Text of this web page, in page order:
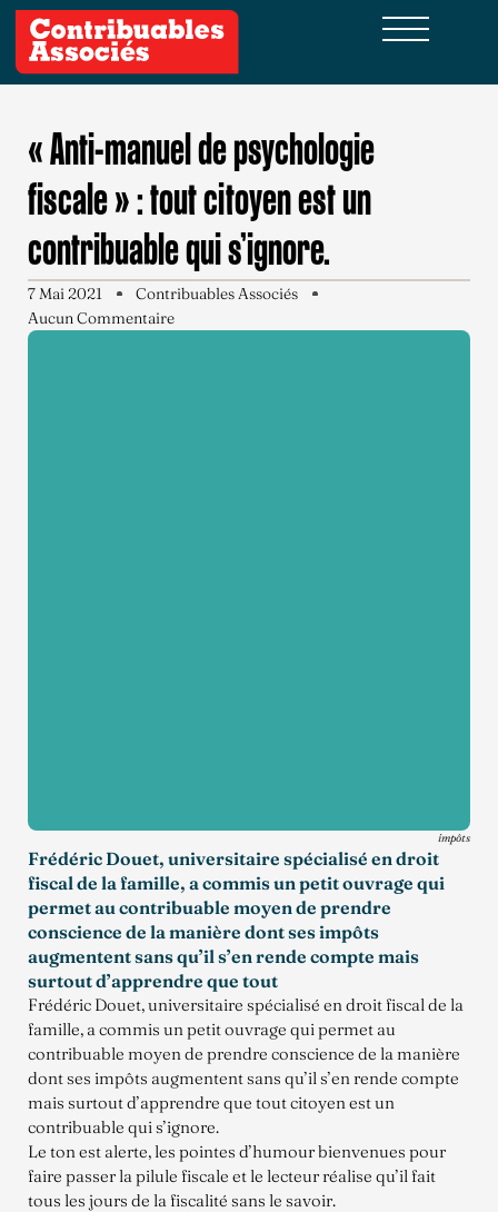
« Anti-manuel de psychologie
fiscale » : tout citoyen est un
contribuable qui s’ignore.
7 Mai 2021
Contribuables Associés
Aucun Commentaire
impôts
Frédéric Douet, universitaire spécialisé en droit
fiscal de la famille, a commis un petit ouvrage qui
permet au contribuable moyen de prendre
conscience de la manière dont ses impôts
augmentent sans qu’il s’en rende compte mais
surtout d’apprendre que tout
Frédéric Douet, universitaire spécialisé en droit fiscal de la
famille, a commis un petit ouvrage qui permet au
contribuable moyen de prendre conscience de la manière
dont ses impôts augmentent sans qu’il s’en rende compte
mais surtout d’apprendre que tout citoyen est un
contribuable qui s’ignore.
Le ton est alerte, les pointes d’humour bienvenues pour
faire passer la pilule fiscale et le lecteur réalise qu’il fait
tous les jours de la fiscalité sans le savoir.